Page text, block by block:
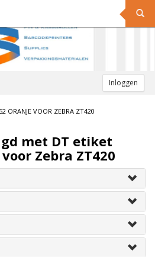
Inloggen
ORANJE VOOR ZEBRA ZT420
met DT etiket
Zebra ZT420